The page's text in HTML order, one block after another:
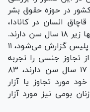
در حوزه حقوق بشر
انسان در کانادا،
زنان و دختران هستند که ۲۵ درصد آنها زیر ۱۸ سال سن دارند.
از هر ۱۰۰ تجاوز جنسی، صرفا ۶ مورد به پلیس گزارش می‌شود، ۱۱
تجاوز جنسی را تجربه
کردند و ۶۰ درصد قربانیان تجاوز زیر ۱۷ سال سن دارند، ۸۳
مورد تجاوز یا آزار
و ۵۷ درصد از زنان بومی نیز مورد آزار